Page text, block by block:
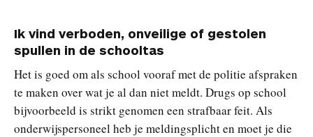
Ik vind verboden, onveilige of gestolen
spullen in de schooltas
Het is goed om als school vooraf met de politie afspraken
te maken over wat je al dan niet meldt. Drugs op school
bijvoorbeeld is strikt genomen een strafbaar feit. Als
onderwijspersoneel heb je meldingsplicht en moet je die